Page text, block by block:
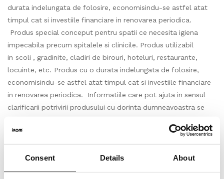
Consent Details About
durata indelungata de folosire, economisindu-se astfel atat
timpul cat si investiile financiare in renovarea periodica.
Produs special conceput pentru spatii ce necesita igiena
impecabila precum spitalele si clinicile. Produs utilizabil
in scoli , gradinite, cladiri de birouri, hoteluri, restaurante,
locuinte, etc. Produs cu o durata indelungata de folosire,
economisindu-se astfel atat timpul cat si investiile financiare
in renovarea periodica. Informatiile care pot ajuta in sensul
clarificarii potrivirii produsului cu dorinta dumneavoastra se
intelegeri a produsului, respectiv pentru a va ajuta sa faceti
alegerea potrivita in raport cu nevoia dumneavoastra,
recomandam accesarea informatiilor utile corespunzatoare
din capitolul “Ajutor si Sfaturi”.